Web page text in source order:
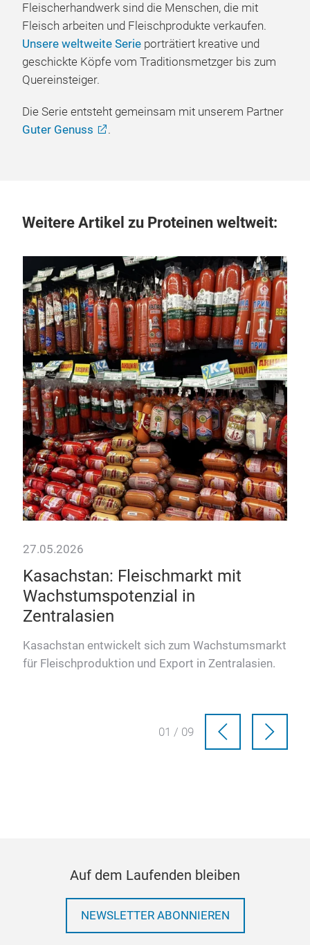
Fleischerhandwerk sind die Menschen, die mit
Fleisch arbeiten und Fleischprodukte verkaufen.
Unsere weltweite Serie porträtiert kreative und
geschickte Köpfe vom Traditionsmetzger bis zum
Quereinsteiger.
Die Serie entsteht gemeinsam mit unserem Partner
Guter Genuss
.
Weitere Artikel zu Proteinen weltweit:
27.05.2026
Kasachstan: Fleischmarkt mit
Wachstumspotenzial in
Zentralasien
Kasachstan entwickelt sich zum Wachstumsmarkt
für Fleischproduktion und Export in Zentralasien.
01 / 09
Auf dem Laufenden bleiben
NEWSLETTER ABONNIEREN